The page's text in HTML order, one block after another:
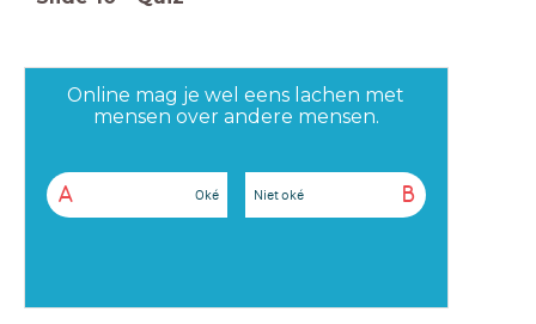
Online mag je wel eens lachen met
mensen over andere mensen.
A Oké B
Niet oké